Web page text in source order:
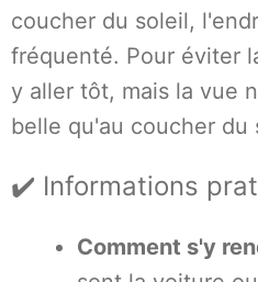
coucher du soleil,
fréquenté. Pour éviter
y aller tôt, mais la vue
belle qu'au coucher du
✔️ Informations
Comment s'y